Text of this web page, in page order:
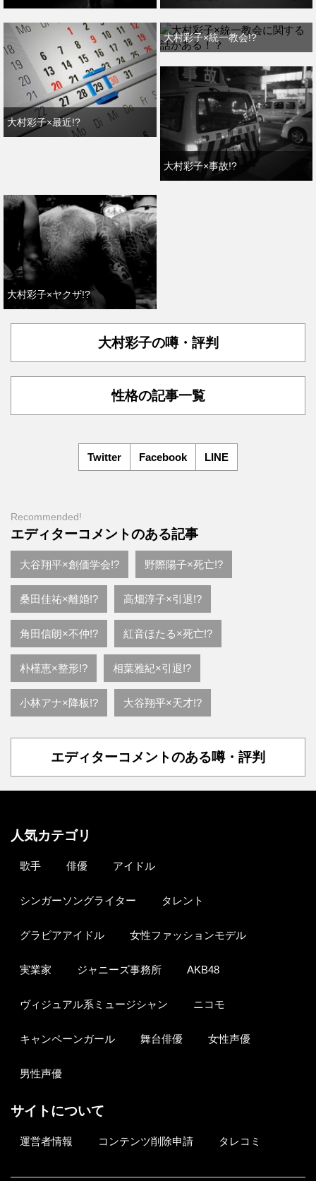
大村彩子×最近!?
大村彩子×統一教会!?
大村彩子×事故!?
大村彩子×ヤクザ!?
大村彩子の噂・評判
性格の記事一覧
Twitter Facebook LINE
Recommended!
エディターコメントのある記事
大谷翔平×創価学会!? 野際陽子×死亡!?
桑田佳祐×離婚!? 高畑淳子×引退!?
角田信朗×不仲!? 紅音ほたる×死亡!?
朴槿恵×整形!? 相葉雅紀×引退!?
小林アナ×降板!? 大谷翔平×天才!?
エディターコメントのある噂・評判
人気カテゴリ
歌手 俳優 アイドル
シンガーソングライター タレント
グラビアアイドル 女性ファッションモデル
実業家 ジャニーズ事務所 AKB48
ヴィジュアル系ミュージシャン ニコモ
キャンペーンガール 舞台俳優 女性声優
男性声優
サイトについて
運営者情報 コンテンツ削除申請 タレコミ